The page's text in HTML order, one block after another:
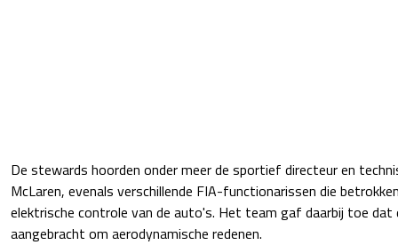
De stewards hoorden onder meer de sportief directeur en
McLaren, evenals verschillende FIA-functionarissen die
elektrische controle van de auto's. Het team gaf daarbij toe dat
aangebracht om aerodynamische redenen.